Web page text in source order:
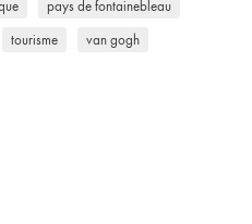
pays de fontainebleau
tourisme van gogh